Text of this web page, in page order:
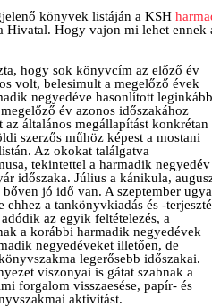
könyvek listáján a KSH
Hivatal. Hogy vajon mi lehet ennek
hogy sok könyvcím az előző év
volt, belesimult a megelőző évek
negyedéve hasonlított
év azonos időszakához
általános megállapítást konkrétan
szerzős műhöz képest a mostani
Az okokat találgatva
tekintettel a harmadik negyedév
időszaka. Július a kánikula,
jó idő van. A szeptember
a tankönyvkiadás és -
az egyik feltételezés, a
a korábbi harmadik negyedévek
negyedéveket illetően, de
legerősebb időszakai.
viszonyai is gátat szabnak a
forgalom visszaesése, papír- és
aktivitást.